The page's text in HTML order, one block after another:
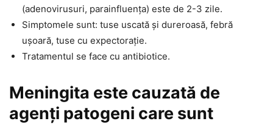
(adenovirusuri, parainfluența) este de 2-3 zile.
Simptomele sunt: tuse uscată și dureroasă, febră
ușoară, tuse cu expectorație.
Tratamentul se face cu antibiotice.
Meningita este cauzată de
agenți patogeni care sunt